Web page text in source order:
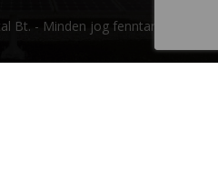
Bt. - Minden jog fenntartva.